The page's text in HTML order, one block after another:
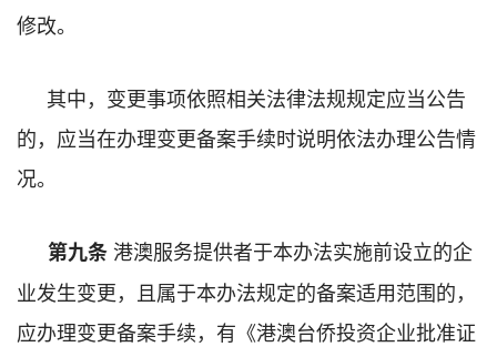
修改。
其中，变更事项依照相关法律法规规定应当公告
的，应当在办理变更备案手续时说明依法办理公告情
况。
第九条港澳服务提供者于本办法实施前设立的企
业发生变更，且属于本办法规定的备案适用范围的，
应办理变更备案手续，有《港澳台侨投资企业批准证